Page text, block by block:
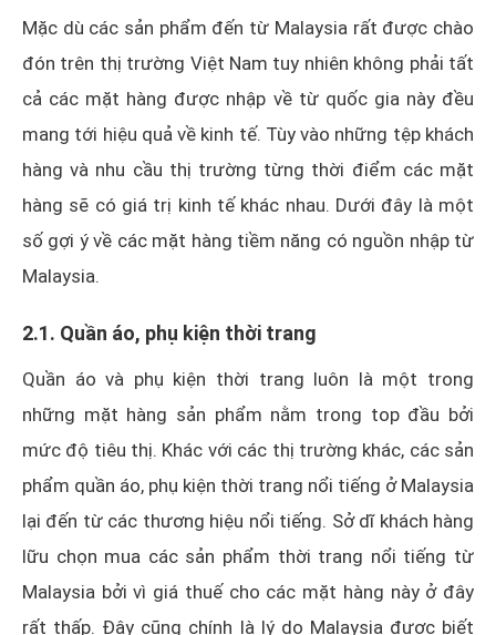
Mặc dù các sản phẩm đến từ Malaysia rất được chào
đón trên thị trường Việt Nam tuy nhiên không phải tất
cả các mặt hàng được nhập về từ quốc gia này đều
mang tới hiệu quả về kinh tế. Tùy vào những tệp khách
hàng và nhu cầu thị trường từng thời điểm các mặt
hàng sẽ có giá trị kinh tế khác nhau. Dưới đây là một
số gợi ý về các mặt hàng tiềm năng có nguồn nhập từ
Malaysia.
2.1. Quần áo, phụ kiện thời trang
Quần áo và phụ kiện thời trang luôn là một trong
những mặt hàng sản phẩm nằm trong top đầu bởi
mức độ tiêu thị. Khác với các thị trường khác, các sản
phẩm quần áo, phụ kiện thời trang nổi tiếng ở Malaysia
lại đến từ các thương hiệu nổi tiếng. Sở dĩ khách hàng
lữu chọn mua các sản phẩm thời trang nổi tiếng từ
Malaysia bởi vì giá thuế cho các mặt hàng này ở đây
rất thấp. Đây cũng chính là lý do Malaysia được biết